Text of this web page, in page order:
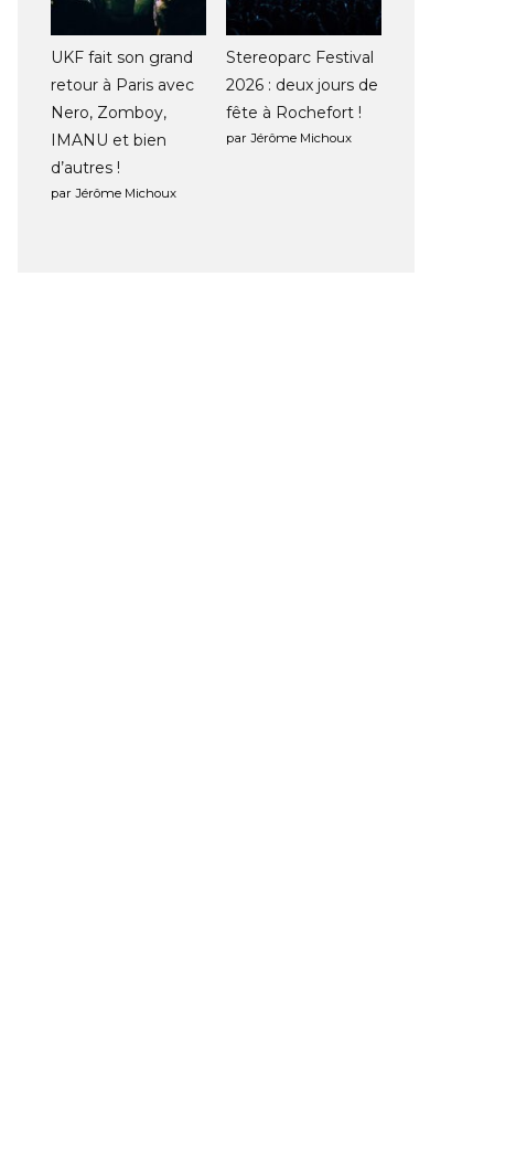
UKF fait son grand
retour à Paris avec
Nero, Zomboy,
IMANU et bien
d’autres !
par Jérôme Michoux
Stereoparc Festival
2026 : deux jours de
fête à Rochefort !
par Jérôme Michoux